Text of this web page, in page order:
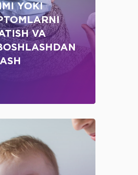
YOKI
VA